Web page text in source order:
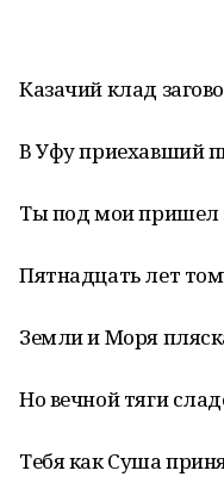
Казачий клад
В Уфу приехавший
Ты под мои пришел
Пятнадцать лет
Земли и Моря
Но вечной тяги
Тебя как Суша